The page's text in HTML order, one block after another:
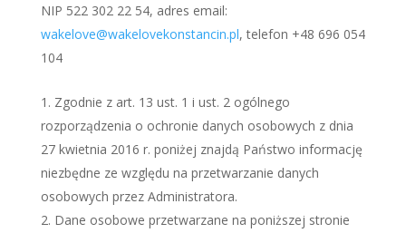
NIP 522 302 22 54, adres email:
wakelove@wakelovekonstancin.pl, telefon +48 696 054
104
Zgodnie z art. 13 ust. 1 i ust. 2 ogólnego
rozporządzenia o ochronie danych osobowych z dnia
27 kwietnia 2016 r. poniżej znajdą Państwo informację
niezbędne ze względu na przetwarzanie danych
osobowych przez Administratora.
Dane osobowe przetwarzane na poniższej stronie